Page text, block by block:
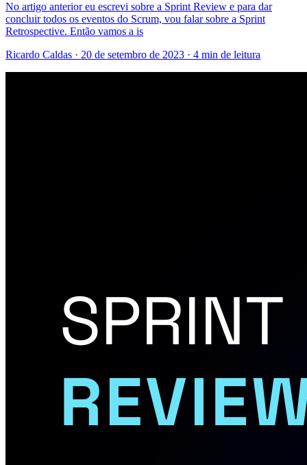
No artigo anterior eu escrevi sobre a Sprint Review e para dar
concluir todos os eventos do Scrum, vou falar sobre a Sprint
Retrospective. Então vamos a is
Ricardo Caldas · 20 de setembro de 2023 · 4 min de leitura